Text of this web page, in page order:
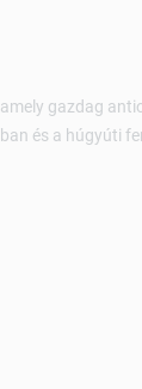
gazdag
és a húgyúti